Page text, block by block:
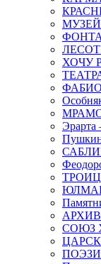
ХОЧУ
Эрарта
АРХИВ
СОЮЗ